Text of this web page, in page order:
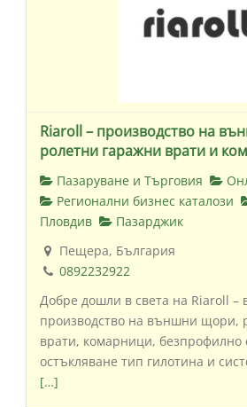
Riaroll – производство на
ролетни гаражни врати и
Пазаруване и Търговия
Регионални бизнес каталози
Пловдив
Пазарджик
Пещера, България
0892232922
Добре дошли в света на Riaroll –
производство на външни щори,
врати, комарници, безпрофилно
остъкляване тип гилотина и
[…]